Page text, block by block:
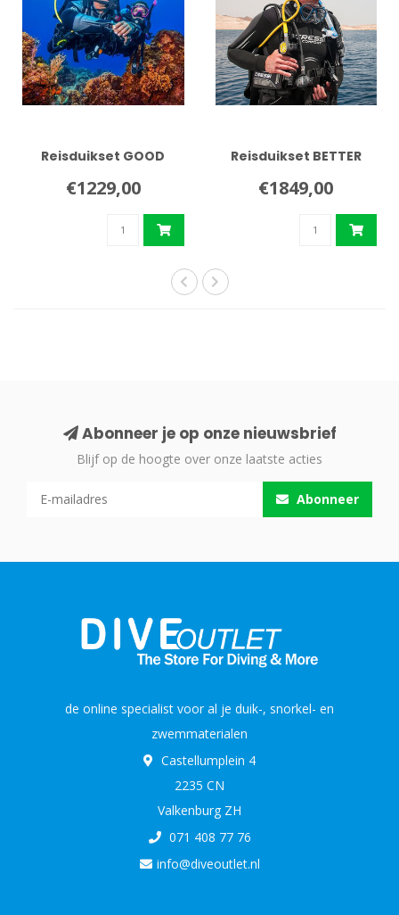
Reisduikset GOOD
€1229,00
Reisduikset BETTER
€1849,00
Abonneer je op onze nieuwsbrief
Blijf op de hoogte over onze laatste acties
Abonneer
de online specialist voor al je duik-, snorkel- en
zwemmaterialen
Castellumplein 4
2235 CN
Valkenburg ZH
071 408 77 76
info@diveoutlet.nl